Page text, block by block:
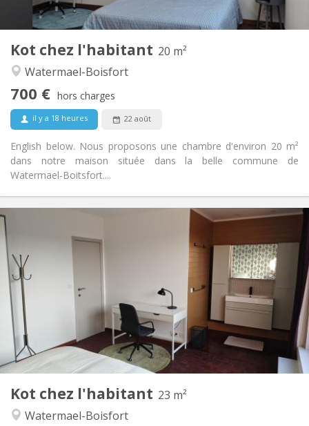
Kot chez l'habitant 20 m²
Watermael-Boisfort
700 € hors charges
il y a 18 heures 22 août
English below. Nous proposons une chambre d'environ 20 m²
dans notre maison située dans la belle commune de
Watermael-Boitsfort....
Superficie:
20 m
2
Pièces privées:
1
Kot chez l'habitant 23 m²
Watermael-Boisfort
Infos Pratiques
Loyer:
750 €
Charges:
150 €
Durée:
12 mois, 11 mois, 10 mois, 5-6 mois, 3-4 mois
Domiciliation:
Non
Aménagement
Salle de bain:
Privée
Cuisine:
Commune
Superficie:
23 m
Pièces privées:
1